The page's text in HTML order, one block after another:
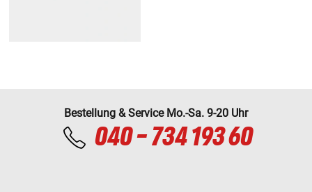
Bestellung & Service Mo.-Sa. 9-20 Uhr
040 - 734 193 60